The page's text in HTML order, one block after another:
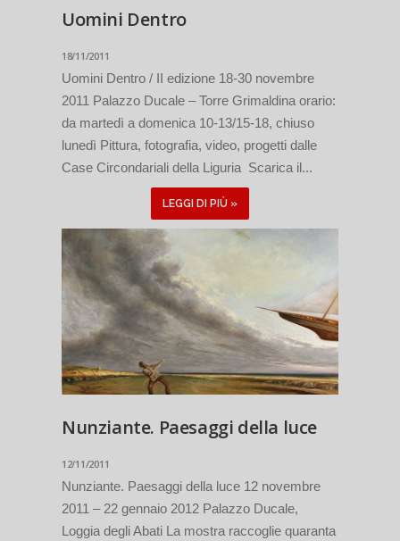
Uomini Dentro
18/11/2011
Uomini Dentro / II edizione 18-30 novembre
2011 Palazzo Ducale – Torre Grimaldina orario:
da martedì a domenica 10-13/15-18, chiuso
lunedì Pittura, fotografia, video, progetti dalle
Case Circondariali della Liguria Scarica il...
LEGGI DI PIÙ »
Nunziante. Paesaggi della luce
12/11/2011
Nunziante. Paesaggi della luce 12 novembre
2011 – 22 gennaio 2012 Palazzo Ducale,
Loggia degli Abati La mostra raccoglie quaranta